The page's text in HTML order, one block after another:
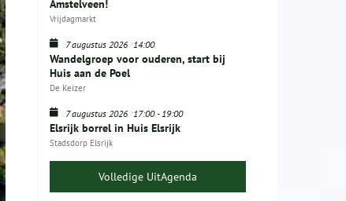
Amstelveen!
Vrijdagmarkt
7 augustus 2026 14:00
Wandelgroep voor ouderen, start bij
Huis aan de Poel
De Keizer
7 augustus 2026 17:00-19:00
Elsrijk borrel in Huis Elsrijk
Stadsdorp Elsrijk
Volledige UitAgenda